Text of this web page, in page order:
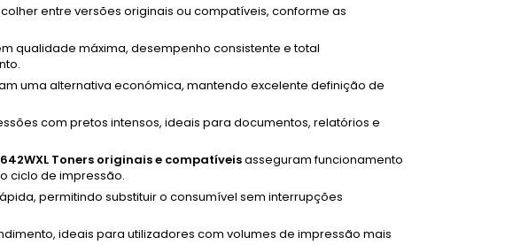
entre versões originais ou compatíveis, conforme as
qualidade máxima, desempenho consistente e total
uma alternativa económica, mantendo excelente definição de
com pretos intensos, ideais para documentos, relatórios e
Toners originais e compatíveisasseguram funcionamento
ciclo de impressão.
permitindo substituir o consumível sem interrupções
ideais para utilizadores com volumes de impressão mais